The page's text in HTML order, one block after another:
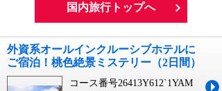
国内旅行トップへ
外資系オールインクルーシブホテルに
ご宿泊！桃色絶景ミステリー（2日間）
コース番号26413Y612`1YAM